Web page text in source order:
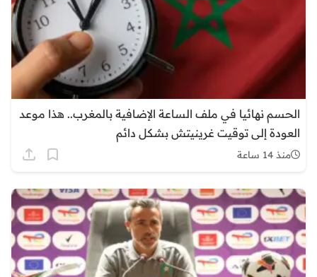
الحسم نهائيا في ملف الساعة الإضافية بالمغرب.. هذا موعد
العودة إلى توقيت غرينيتش بشكل دائم
منذ 14 ساعة